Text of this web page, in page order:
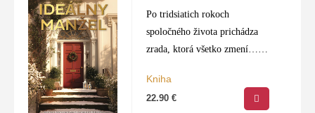
Po tridsiatich rokoch
spoločného života prichádza
zrada, ktorá všetko zmení…
tragédiou.
Kniha
22.90€